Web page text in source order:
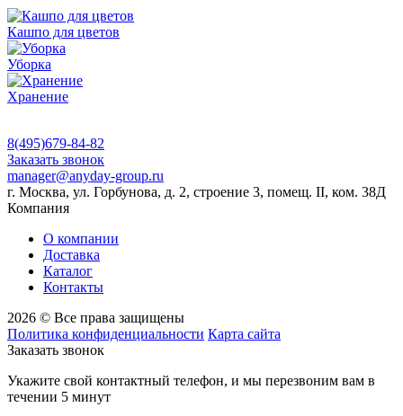
Кашпо для цветов
Уборка
Хранение
8(495)679-84-82
Заказать звонок
manager@anyday-group.ru
г. Москва, ул. Горбунова, д. 2, строение 3, помещ. II, ком. 38Д
Компания
О компании
Доставка
Каталог
Контакты
2026 © Все права защищены
Политика конфиденциальности Карта сайта
Заказать звонок
Укажите свой контактный телефон, и мы перезвоним вам в
течении 5 минут